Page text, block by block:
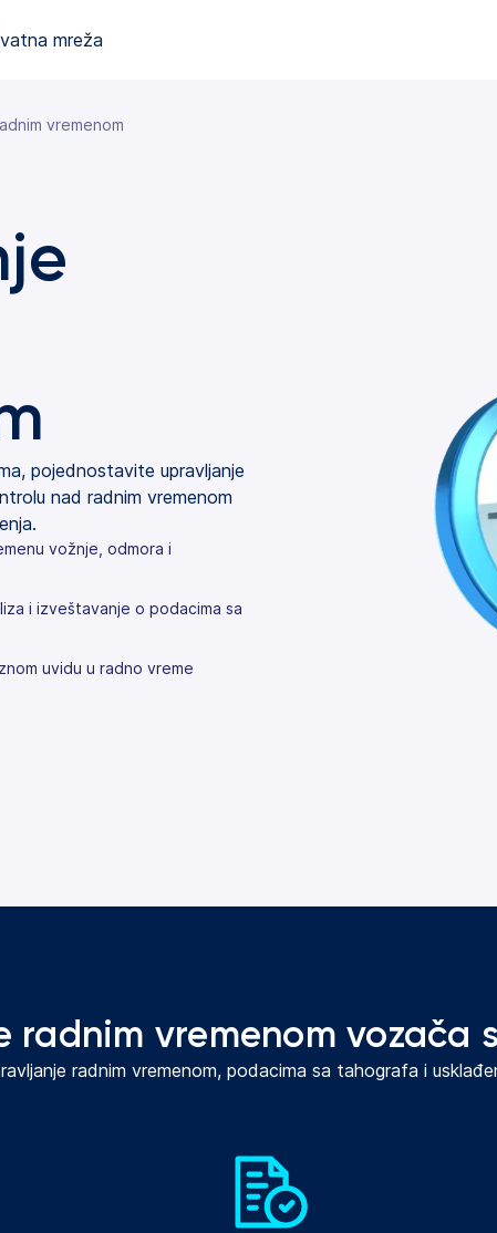
mreža
vremenom
pojednostavite upravljanje
nad radnim vremenom
vožnje, odmora i
i izveštavanje o podacima sa
uvidu u radno vreme
radnim vremenom vozača
radnim vremenom, podacima sa tahografa i